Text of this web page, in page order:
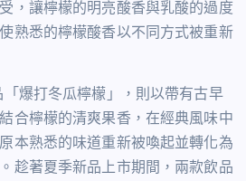
，讓檸檬的明亮酸香與乳酸的過度
熟悉的檸檬酸香以不同方式被重新
「爆打冬瓜檸檬」，則以帶有古早
合檸檬的清爽果香，在經典風味中
本熟悉的味道重新被喚起並轉化為
趁著夏季新品上市期間，兩款飲品